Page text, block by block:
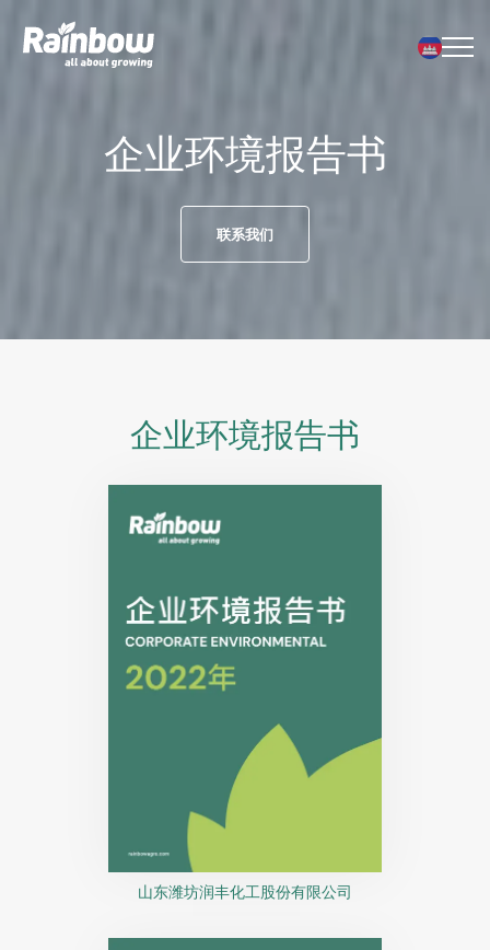
Menu
企业环境报告书
联系我们
企业环境报告书
山东潍坊润丰化工股份有限公司